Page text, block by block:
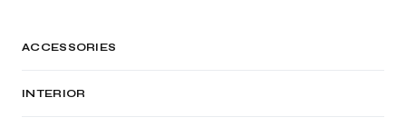
ACCESSORIES
INTERIOR